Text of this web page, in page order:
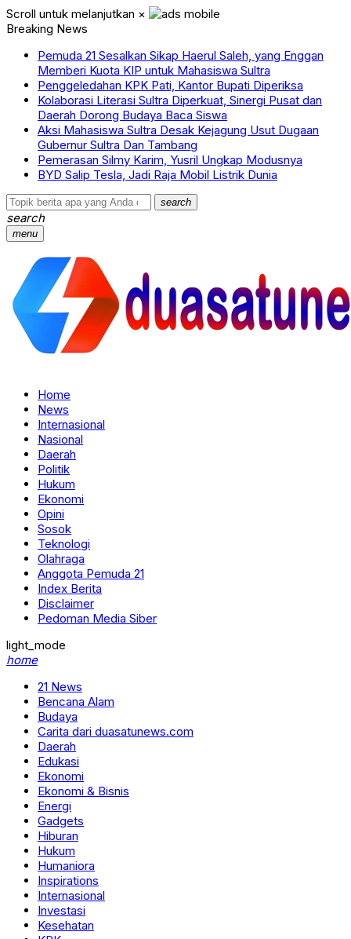
Scroll untuk melanjutkan ×
Breaking News
Pemuda 21 Sesalkan Sikap Haerul Saleh, yang Enggan
Memberi Kuota KIP untuk Mahasiswa Sultra
Penggeledahan KPK Pati, Kantor Bupati Diperiksa
Kolaborasi Literasi Sultra Diperkuat, Sinergi Pusat dan
Daerah Dorong Budaya Baca Siswa
Aksi Mahasiswa Sultra Desak Kejagung Usut Dugaan
Gubernur Sultra Dan Tambang
Pemerasan Silmy Karim, Yusril Ungkap Modusnya
BYD Salip Tesla, Jadi Raja Mobil Listrik Dunia
search
search
menu
Home
News
Internasional
Nasional
Daerah
Politik
Hukum
Ekonomi
Opini
Sosok
Teknologi
Olahraga
Anggota Pemuda 21
Index Berita
Disclaimer
Pedoman Media Siber
light_mode
home
21 News
Bencana Alam
Budaya
Carita dari duasatunews.com
Daerah
Edukasi
Ekonomi
Ekonomi & Bisnis
Energi
Gadgets
Hiburan
Hukum
Humaniora
Inspirations
Internasional
Investasi
Kesehatan